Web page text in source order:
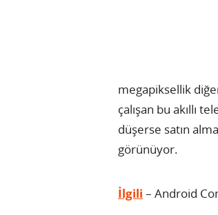
megapiksellik
çalışan bu akıllı
düşerse satın
görünüyor.
İlgili – Android